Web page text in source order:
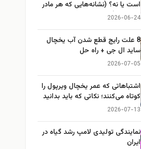
است یا نه؟ (نشانه‌هایی که هر مادر
باید بداند)
2026-06-24
8 علت رایج قطع شدن آب یخچال
ساید ال جی + راه حل
2026-07-05
اشتباهاتی که عمر یخچال ویرپول را
کوتاه می‌کنند؛ نکاتی که باید بدانید
2026-07-13
نمایندگی تولیدی لامپ رشد گیاه در
ایران